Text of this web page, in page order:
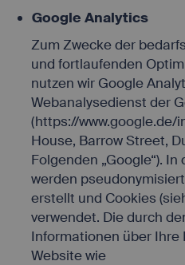
Google Analytics
Zum Zwecke der
und fortlaufenden
nutzen wir Google
Webanalysedienst der
(https://www.google.de/
House, Barrow Street,
Folgenden „Google“).
werden
erstellt und Cookies
verwendet. Die durch
Informationen über Ihre
Website wie